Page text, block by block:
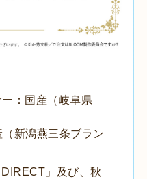
：国産（岐阜県
新潟燕三条ブラン
」及び、秋